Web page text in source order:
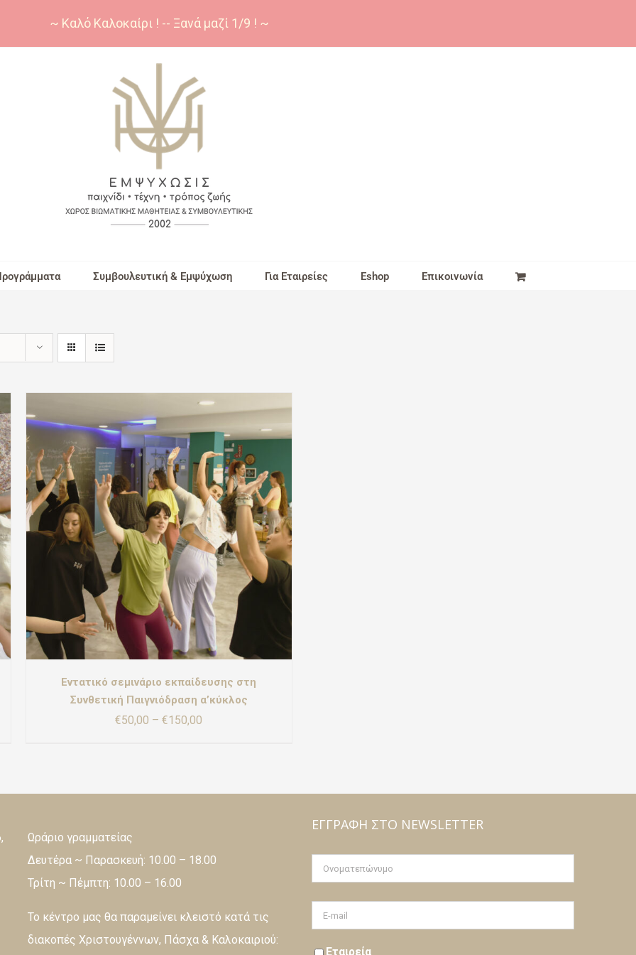
Συμβουλευτική & Εμψύχωση Για Εταιρείες Eshop Επικοινωνία
Εντατικό σεμινάριο εκπαίδευσης στη
Συνθετική Παιγνιόδραση α’κύκλος
€50,00 – €150,00
Ωράριο γραμματείας
Δευτέρα ~ Παρασκευή: 10.00 – 18.00
Τρίτη ~ Πέμπτη: 10.00 – 16.00
Το κέντρο μας θα παραμείνει κλειστό κατά τις
διακοπές Χριστουγέννων, Πάσχα & Καλοκαιριού:
ΕΓΓΡΑΦΉ ΣΤΟ NEWSLETTER
Εταιρεία
~ Καλό Καλοκαίρι ! -- Ξανά μαζί 1/9 ! ~